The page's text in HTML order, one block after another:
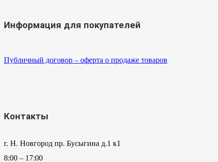
Информация для покупателей
Публичный договор – оферта о продаже товаров
Контакты
г. Н. Новгород пр. Бусыгина д.1 к1
8:00 – 17:00